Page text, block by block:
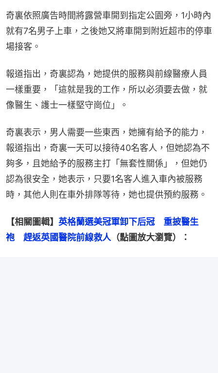
奇裏依照廣告時間將露營車開到指定公園旁，1小時內
就有7名男子上車，之後她又將車開到附近超市的停車
場接客。
報道指出，奇裏認為，她提供的服務與前線醫療人員
一樣重要，「這就是我的工作，所以必須要去做，就
像醫生、護士一樣堅守崗位」。
奇裏表示，男人需要一些東西，她擁有給予的能力，
報道指出，奇裏一天可以接待40名客人，但她認為不
夠多，且她給予的服務主打「無套性關係」，但她仍
認為很安全，她表示，只要1名客人進入車內被服務
時，其他人則在車外排隊等待，她也提供預約服務。
【相關圖輯】 英格蘭選美冠軍卸下后冠　重披醫生
袍　趕返英國醫院前線救人（點圖放大瀏覽）：